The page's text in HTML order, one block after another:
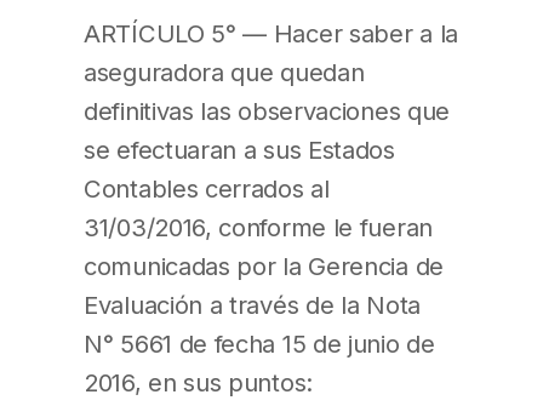
ARTÍCULO 5° — Hacer saber a la
aseguradora que quedan
definitivas las observaciones que
se efectuaran a sus Estados
Contables cerrados al
31/03/2016, conforme le fueran
comunicadas por la Gerencia de
Evaluación a través de la Nota
N° 5661 de fecha 15 de junio de
2016, en sus puntos: